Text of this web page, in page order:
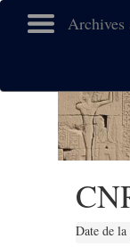
Archives
Date de